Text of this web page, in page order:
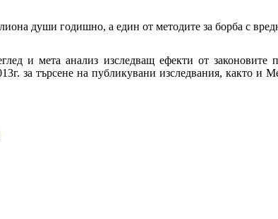
души годишно, а един от методите за борба с
и мета анализ изследващ ефекти от
за търсене на публикувани изследвания, както и